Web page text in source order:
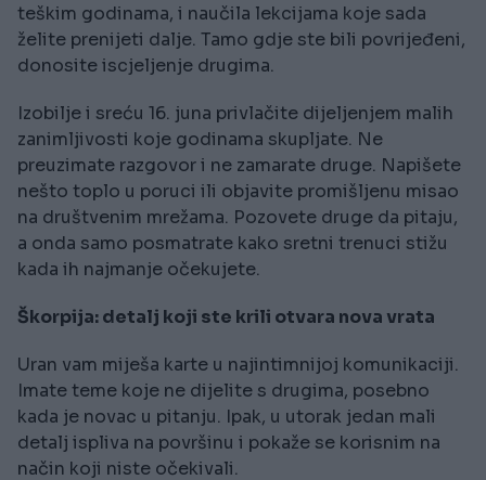
teškim godinama, i naučila lekcijama koje sada
želite prenijeti dalje. Tamo gdje ste bili povrijeđeni,
donosite iscjeljenje drugima.
Izobilje i sreću 16. juna privlačite dijeljenjem malih
zanimljivosti koje godinama skupljate. Ne
preuzimate razgovor i ne zamarate druge. Napišete
nešto toplo u poruci ili objavite promišljenu misao
na društvenim mrežama. Pozovete druge da pitaju,
a onda samo posmatrate kako sretni trenuci stižu
kada ih najmanje očekujete.
Škorpija: detalj koji ste krili otvara nova vrata
Uran vam miješa karte u najintimnijoj komunikaciji.
Imate teme koje ne dijelite s drugima, posebno
kada je novac u pitanju. Ipak, u utorak jedan mali
detalj ispliva na površinu i pokaže se korisnim na
način koji niste očekivali.